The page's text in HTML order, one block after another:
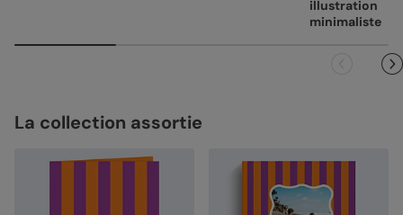
illustration
minimaliste
La collection assortie